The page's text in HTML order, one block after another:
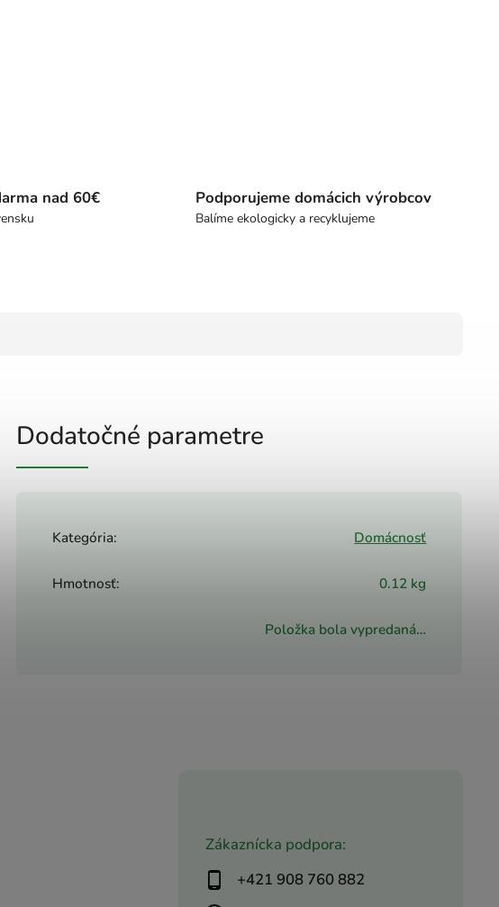
nad 60€ Podporujeme domácich výrobcov
Balíme ekologicky a recyklujeme
Dodatočné parametre
Kategória: Domácnosť
Hmotnosť: 0.12 kg
Položka bola vypredaná…
Zákaznícka podpora:
+421 908 760 882